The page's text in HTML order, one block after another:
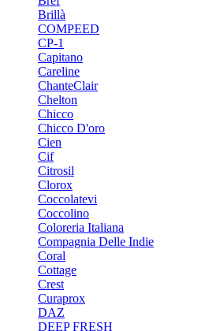
Brillà
COMPEED
CP-1
Capitano
Careline
ChanteСlair
Chelton
Chicco
Chicco D'oro
Cien
Cif
Citrosil
Clorox
Coccolatevi
Coccolino
Coloreria Italiana
Compagnia Delle Indie
Coral
Cottage
Crest
Curaprox
DAZ
DEEP FRESH